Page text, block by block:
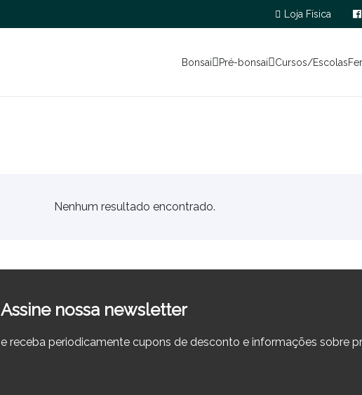
Loja Física
Bonsai Pré-bonsai Cursos/Escolas
Nenhum resultado encontrado.
Assine nossa newsletter
e receba periodicamente cupons de desconto e informações sobre